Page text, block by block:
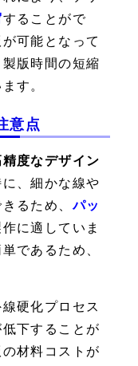
することがで
可能となって
版時間の短縮
す。
意点
精度なデザイン
、細かな線や
るため、パッ
に適していま
であるため、
硬化プロセス
下することが
材料コストが